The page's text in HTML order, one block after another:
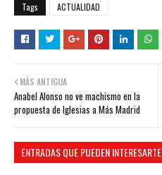
Tags ACTUALIDAD
MÁS ANTIGUA
Anabel Alonso no ve machismo en la
propuesta de Iglesias a Más Madrid
ENTRADAS QUE PUEDEN INTERESARTE